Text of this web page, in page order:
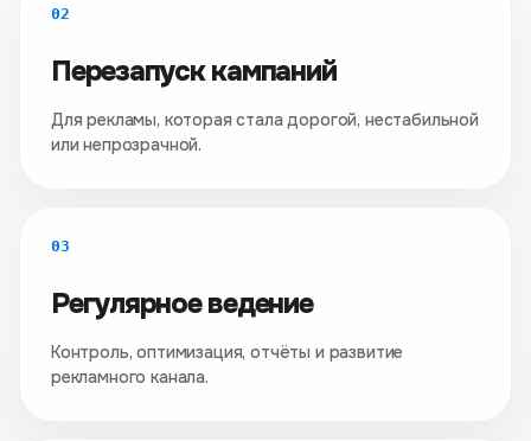
02
Перезапуск кампаний
Для рекламы, которая стала дорогой, нестабильной
или непрозрачной.
03
Регулярное ведение
Контроль, оптимизация, отчёты и развитие
рекламного канала.